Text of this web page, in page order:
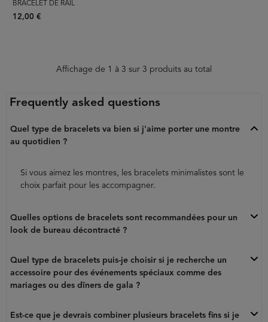
BRACELET DE RAIL
12,00 €
Affichage de 1 à 3 sur 3 produits au total
Frequently asked questions
Quel type de bracelets va bien si j'aime porter une montre
au quotidien ?
Si vous aimez les montres, les bracelets minimalistes sont le
choix parfait pour les accompagner.
Quelles options de bracelets sont recommandées pour un
look de bureau décontracté ?
Quel type de bracelets puis-je choisir si je recherche un
accessoire pour des événements spéciaux comme des
mariages ou des dîners de gala ?
Est-ce que je devrais combiner plusieurs bracelets fins si je